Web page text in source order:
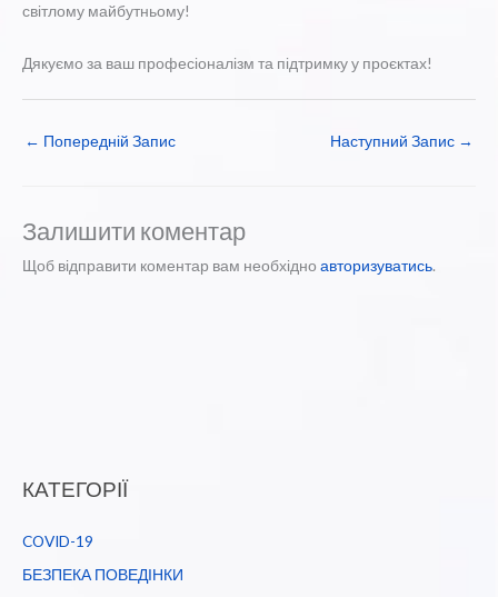
світлому майбутньому!
Дякуємо за ваш професіоналізм та підтримку у проєктах!
← Попередній Запис Наступний Запис →
Залишити коментар
Щоб відправити коментар вам необхідно авторизуватись.
КАТЕГОРІЇ
COVID-19
БЕЗПЕКА ПОВЕДІНКИ